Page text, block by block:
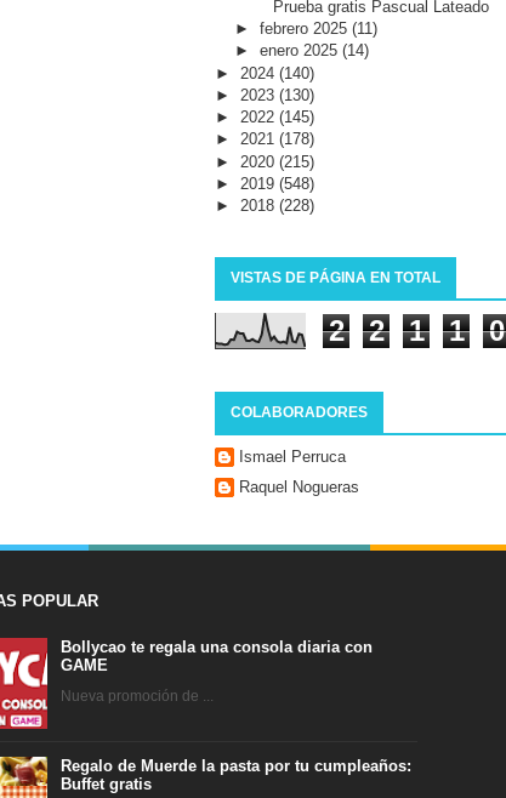
Prueba gratis Pascual Lateado
► febrero 2025 (11)
► enero 2025 (14)
► 2024 (140)
► 2023 (130)
► 2022 (145)
► 2021 (178)
► 2020 (215)
► 2019 (548)
► 2018 (228)
VISTAS DE PÁGINA EN TOTAL
2 2 1 1 0
COLABORADORES
Ismael Perruca
Raquel Nogueras
POPULAR
Bollycao te regala una consola diaria con
GAME
Nueva promoción de ...
Regalo de Muerde la pasta por tu cumpleaños:
Buffet gratis